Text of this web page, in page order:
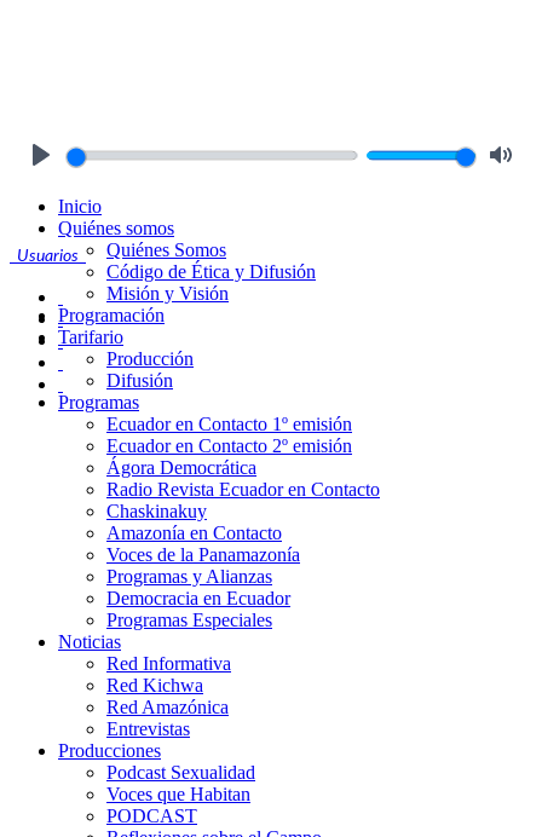
Usuarios
Inicio
Quiénes somos
Quiénes Somos
Código de Ética y Difusión
Misión y Visión
Programación
Tarifario
Producción
Difusión
Programas
Ecuador en Contacto 1º emisión
Ecuador en Contacto 2º emisión
Ágora Democrática
Radio Revista Ecuador en Contacto
Chaskinakuy
Amazonía en Contacto
Voces de la Panamazonía
Programas y Alianzas
Democracia en Ecuador
Programas Especiales
Noticias
Red Informativa
Red Kichwa
Red Amazónica
Entrevistas
Producciones
Podcast Sexualidad
Voces que Habitan
PODCAST